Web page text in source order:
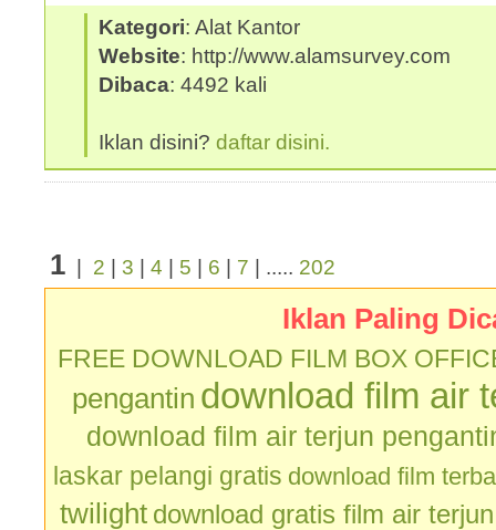
Kategori: Alat Kantor
Website: http://www.alamsurvey.com
Dibaca: 4492 kali
Iklan disini? daftar disini.
1 2 3 4 5 6 7 | ..... 202
Iklan Paling
FREE DOWNLOAD FILM BOX
pengantin download film air
download film air terjun
laskar pelangi gratis download film
twilight download gratis film air